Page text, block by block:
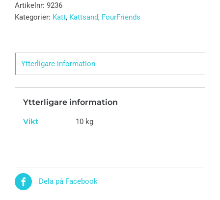
Artikelnr: 9236
Kategorier: Katt, Kattsand, FourFriends
Ytterligare information
Ytterligare information
Vikt 10 kg
Dela på Facebook